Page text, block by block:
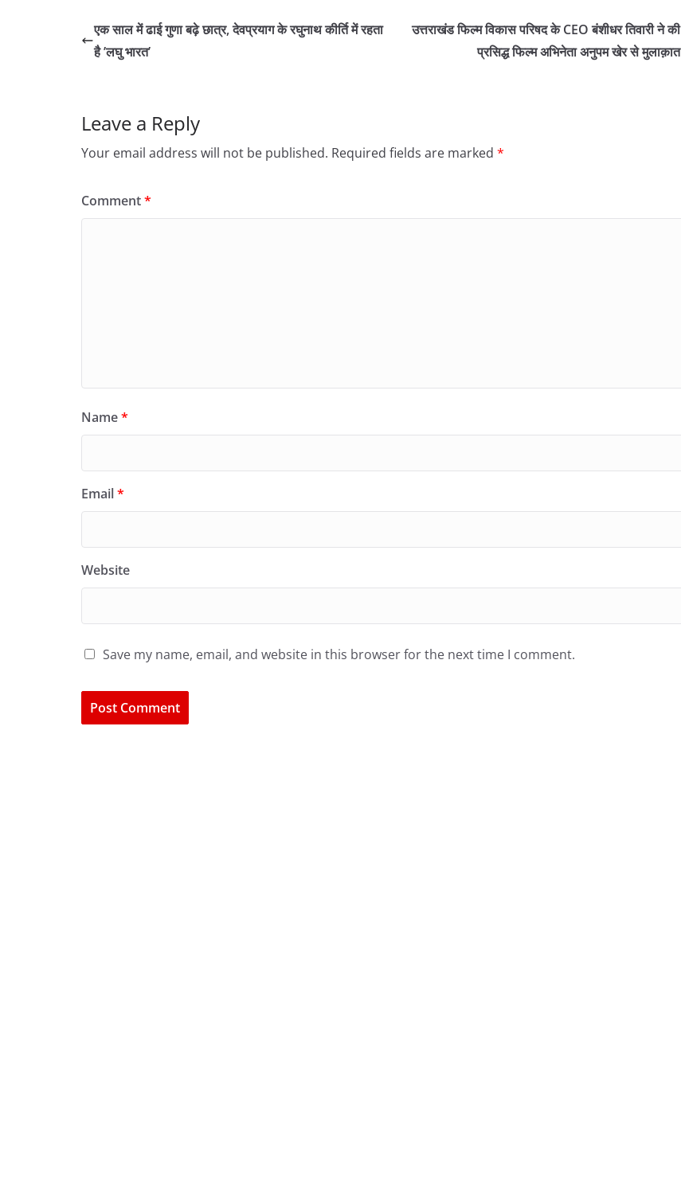
एक साल में ढाई गुणा बढ़े छात्र, देवप्रयाग के रघुनाथ कीर्ति में रहता
है ’लघु भारत’
उत्तराखंड फिल्म विकास परिषद के CEO बंशीधर तिवारी ने की
प्रसिद्ध फिल्म अभिनेता अनुपम खेर से मुलाक़ात
Leave a Reply
Your email address will not be published. Required fields are marked *
Comment*
Name*
Email*
Website
Save my name, email, and website in this browser for the next time I comment.